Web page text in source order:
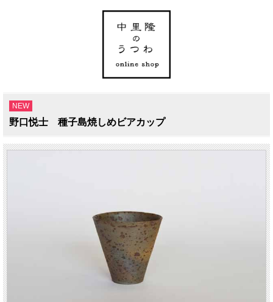
NEW
野口悦士 種子島焼しめビアカップ